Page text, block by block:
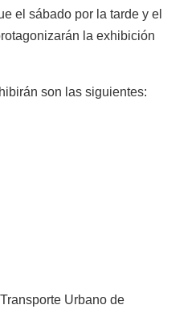
el sábado por la tarde y el
la exhibición
son las siguientes:
Urbano de